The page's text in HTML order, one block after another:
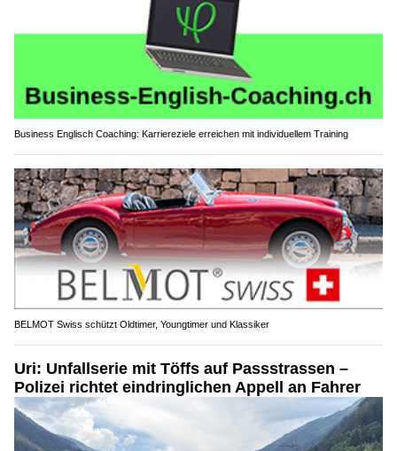
Business Englisch Coaching: Karriereziele erreichen mit individuellem Training
BELMOT Swiss schützt Oldtimer, Youngtimer und Klassiker
Uri: Unfallserie mit Töffs auf Passstrassen –
Polizei richtet eindringlichen Appell an Fahrer